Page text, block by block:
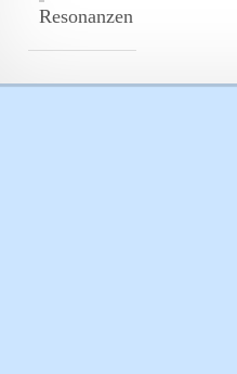
Resonanzen